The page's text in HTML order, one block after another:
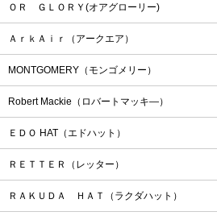
ＯＲ ＧＬＯＲＹ(オアグローリー)
ＡｒｋＡｉｒ（アークエア）
MONTGOMERY（モンゴメリー）
Robert Mackie（ロバートマッキ―）
ＥＤＯ HAT（エドハット）
ＲＥＴＴＥＲ（レッター）
ＲＡＫＵＤＡ ＨＡＴ（ラクダハット）